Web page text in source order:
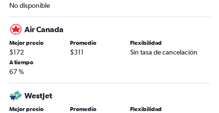
No disponible
Air Canada
Mejor precio
$172
Promedio
$311
Flexibilidad
Sin tasa de cancelación
A tiempo
67 %
WestJet
Mejor precio Promedio Flexibilidad